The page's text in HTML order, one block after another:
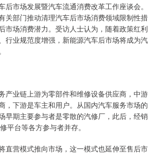
后市场发展暨汽车流通消费改革工作座谈会。
关部门推动清理汽车后市场消费领域限制性措
市场消费潜力。受访人士认为，随着政策红利
行业规范度增强，新能源汽车后市场将成为汽
产业链上游为零部件和维修设备供应商，中游
，下游是车主和用户。从国内汽车服务市场的
早期主要参与者是零散的汽修厂，此后，经销
平台等各方参与者并存。
直营模式推向市场，这一模式也延伸至售后市